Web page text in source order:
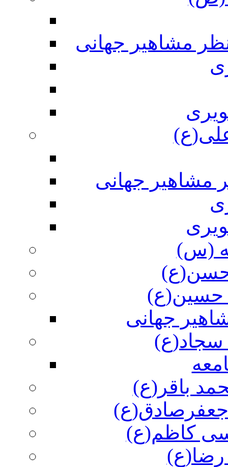
مشاهیر جهانی
مشاهیر جهانی
(س)
حسن(ع)
حسین(ع)
جهانی
سجاد(ع)
باقر(ع)
جعفرصادق(ع)
کاظم(ع)